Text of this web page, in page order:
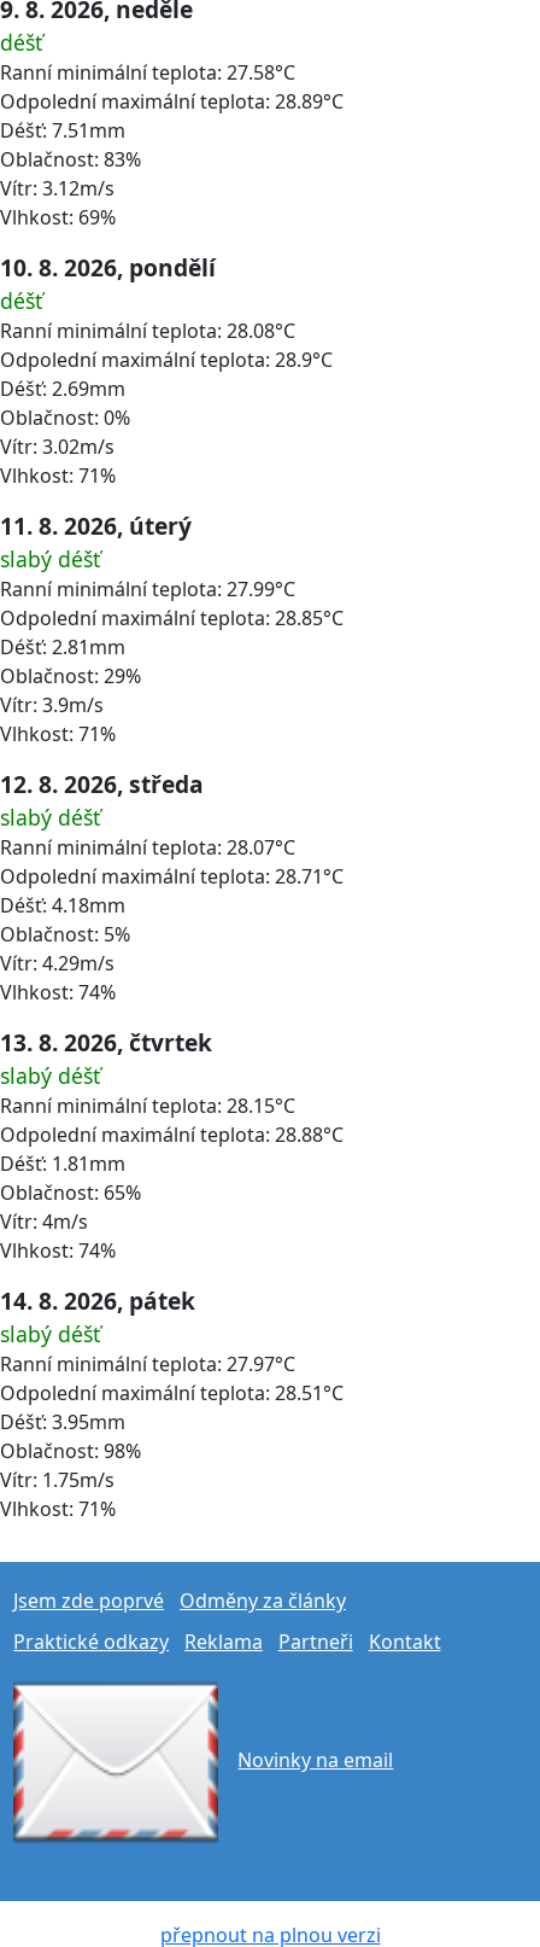
9. 8. 2026, neděle
déšť
Ranní minimální teplota: 27.58°C
Odpolední maximální teplota: 28.89°C
Déšť: 7.51mm
Oblačnost: 83%
Vítr: 3.12m/s
Vlhkost: 69%
10. 8. 2026, pondělí
déšť
Ranní minimální teplota: 28.08°C
Odpolední maximální teplota: 28.9°C
Déšť: 2.69mm
Oblačnost: 0%
Vítr: 3.02m/s
Vlhkost: 71%
11. 8. 2026, úterý
slabý déšť
Ranní minimální teplota: 27.99°C
Odpolední maximální teplota: 28.85°C
Déšť: 2.81mm
Oblačnost: 29%
Vítr: 3.9m/s
Vlhkost: 71%
12. 8. 2026, středa
slabý déšť
Ranní minimální teplota: 28.07°C
Odpolední maximální teplota: 28.71°C
Déšť: 4.18mm
Oblačnost: 5%
Vítr: 4.29m/s
Vlhkost: 74%
13. 8. 2026, čtvrtek
slabý déšť
Ranní minimální teplota: 28.15°C
Odpolední maximální teplota: 28.88°C
Déšť: 1.81mm
Oblačnost: 65%
Vítr: 4m/s
Vlhkost: 74%
14. 8. 2026, pátek
slabý déšť
Ranní minimální teplota: 27.97°C
Odpolední maximální teplota: 28.51°C
Déšť: 3.95mm
Oblačnost: 98%
Vítr: 1.75m/s
Vlhkost: 71%
Jsem zde poprvé
Odměny za články
Praktické odkazy
Reklama Partneři Kontakt
Novinky na email
přepnout na plnou verzi